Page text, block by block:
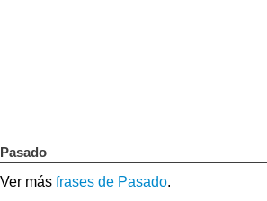
Pasado
Ver más frases de Pasado.